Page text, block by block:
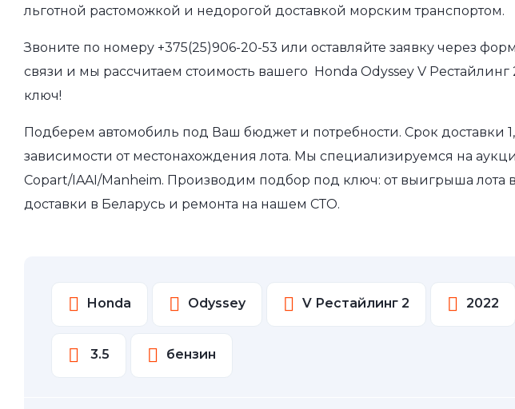
льготной растоможкой и недорогой доставкой морским транспортом.
Звоните по номеру +375(25)906-20-53 или оставляйте заявку через
связи и мы рассчитаем стоимость вашего Honda Odyssey V Рестайлинг
ключ!
Подберем автомобиль под Ваш бюджет и потребности. Срок доставки
зависимости от местонахождения лота. Мы специализируемся на
Copart/IAAI/Manheim. Производим подбор под ключ: от выигрыша лота
доставки в Беларусь и ремонта на нашем СТО.
Honda Odyssey V Рестайлинг 2 2022
3.5 бензин